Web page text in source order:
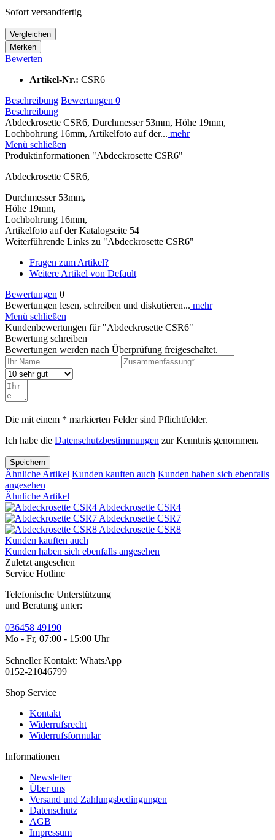
Sofort versandfertig
Vergleichen
Merken
Bewerten
Artikel-Nr.: CSR6
Beschreibung Bewertungen 0
Beschreibung
Abdeckrosette CSR6, Durchmesser 53mm, Höhe 19mm,
Lochbohrung 16mm, Artikelfoto auf der... mehr
Menü schließen
Produktinformationen "Abdeckrosette CSR6"
Abdeckrosette CSR6,
Durchmesser 53mm,
Höhe 19mm,
Lochbohrung 16mm,
Artikelfoto auf der Katalogseite 54
Weiterführende Links zu "Abdeckrosette CSR6"
Fragen zum Artikel?
Weitere Artikel von Default
Bewertungen 0
Bewertungen lesen, schreiben und diskutieren... mehr
Menü schließen
Kundenbewertungen für "Abdeckrosette CSR6"
Bewertung schreiben
Bewertungen werden nach Überprüfung freigeschaltet.
Die mit einem * markierten Felder sind Pflichtfelder.
Ich habe die Datenschutzbestimmungen zur Kenntnis genommen.
Speichern
Ähnliche Artikel Kunden kauften auch Kunden haben sich ebenfalls
angesehen
Ähnliche Artikel
Abdeckrosette CSR4
Abdeckrosette CSR7
Abdeckrosette CSR8
Kunden kauften auch
Kunden haben sich ebenfalls angesehen
Zuletzt angesehen
Service Hotline
Telefonische Unterstützung
und Beratung unter:
036458 49190
Mo - Fr, 07:00 - 15:00 Uhr
Schneller Kontakt: WhatsApp
0152-21046799
Shop Service
Kontakt
Widerrufsrecht
Widerrufsformular
Informationen
Newsletter
Über uns
Versand und Zahlungsbedingungen
Datenschutz
AGB
Impressum